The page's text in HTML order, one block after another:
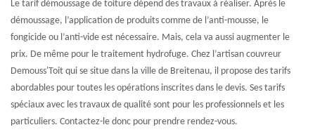
Le tarif démoussage de toiture dépend des travaux à réaliser. Après le
démoussage, l’application de produits comme de l’anti-mousse, le
fongicide ou l’anti-vide est nécessaire. Mais, cela va aussi augmenter le
prix. De même pour le traitement hydrofuge. Chez l’artisan couvreur
Demouss'Toit qui se situe dans la ville de Breitenau, il propose des tarifs
abordables pour toutes les opérations inscrites dans le devis. Ses tarifs
spéciaux avec les travaux de qualité sont pour les professionnels et les
particuliers. Contactez-le donc pour prendre rendez-vous.